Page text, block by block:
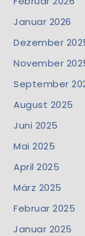
Januar 2026
Dezember
November
September
August 2025
Juni 2025
Mai 2025
April 2025
März 2025
Februar 2025
Januar 2025